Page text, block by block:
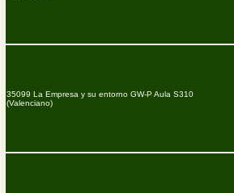
35099 La Empresa y su entorno GW-P Aula S310
(Valenciano)